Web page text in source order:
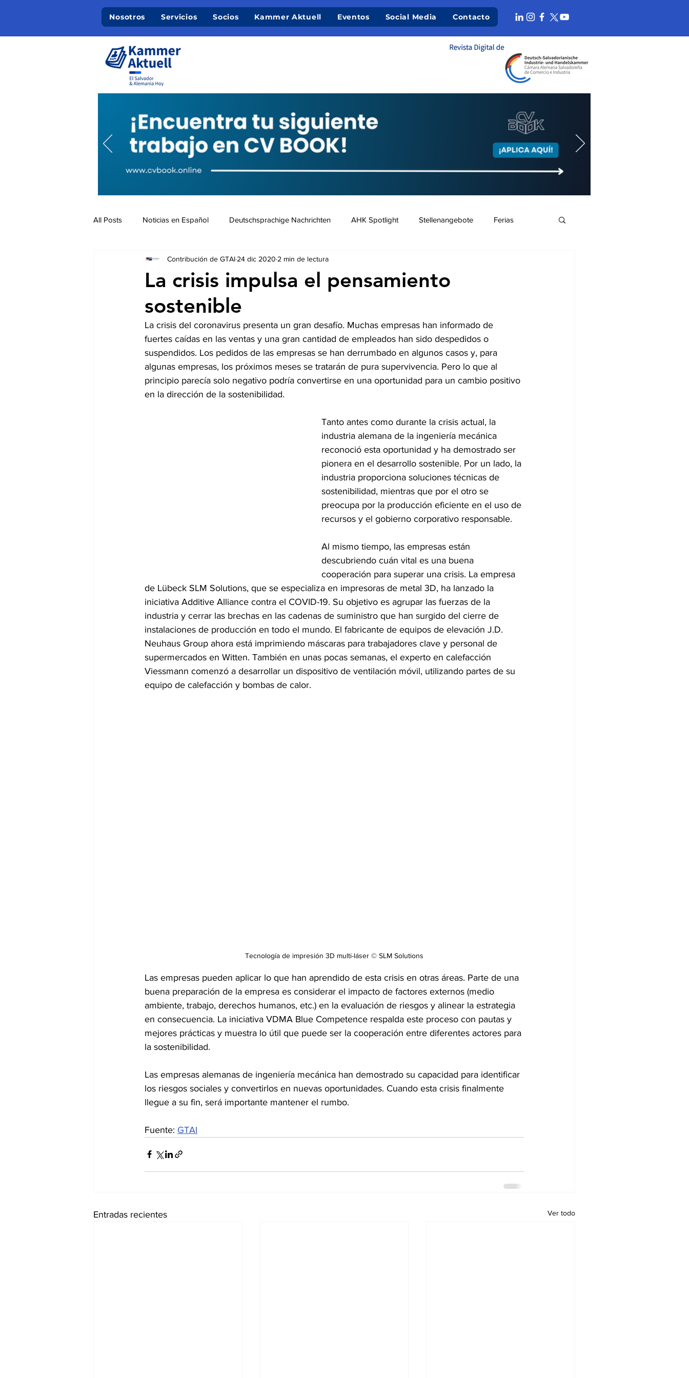
Nosotros Servicios Socios Kammer Aktuell Eventos Social Media Contacto
All Posts Noticias en Español Deutschsprachige Nachrichten AHK Spotlight Stellenangebote Ferias
Auschreibungen Ausschreibungen De nuestros Socios
La crisis impulsa el pensamiento
sostenible
Contribución de GTAI 24 dic 2020 2 min de lectura
La crisis del coronavirus presenta un gran desafío. Muchas empresas han informado de
fuertes caídas en las ventas y una gran cantidad de empleados han sido despedidos o
suspendidos. Los pedidos de las empresas se han derrumbado en algunos casos y, para
algunas empresas, los próximos meses se tratarán de pura supervivencia. Pero lo que al
principio parecía solo negativo podría convertirse en una oportunidad para un cambio positivo
en la dirección de la sostenibilidad.
Tanto antes como durante la crisis actual, la
industria alemana de la ingeniería mecánica
reconoció esta oportunidad y ha demostrado ser
pionera en el desarrollo sostenible. Por un lado, la
industria proporciona soluciones técnicas de
sostenibilidad, mientras que por el otro se
preocupa por la producción eficiente en el uso de
recursos y el gobierno corporativo responsable.
Al mismo tiempo, las empresas están
descubriendo cuán vital es una buena
cooperación para superar una crisis. La empresa
de Lübeck SLM Solutions, que se especializa en impresoras de metal 3D, ha lanzado la
iniciativa Additive Alliance contra el COVID-19. Su objetivo es agrupar las fuerzas de la
industria y cerrar las brechas en las cadenas de suministro que han surgido del cierre de
instalaciones de producción en todo el mundo. El fabricante de equipos de elevación J.D.
Neuhaus Group ahora está imprimiendo máscaras para trabajadores clave y personal de
supermercados en Witten. También en unas pocas semanas, el experto en calefacción
Viessmann comenzó a desarrollar un dispositivo de ventilación móvil, utilizando partes de su
equipo de calefacción y bombas de calor.
Tecnología de impresión 3D multi-láser © SLM Solutions
Las empresas pueden aplicar lo que han aprendido de esta crisis en otras áreas. Parte de una
buena preparación de la empresa es considerar el impacto de factores externos (medio
ambiente, trabajo, derechos humanos, etc.) en la evaluación de riesgos y alinear la estrategia
en consecuencia. La iniciativa VDMA Blue Competence respalda este proceso con pautas y
mejores prácticas y muestra lo útil que puede ser la cooperación entre diferentes actores para
la sostenibilidad.
Las empresas alemanas de ingeniería mecánica han demostrado su capacidad para identificar
los riesgos sociales y convertirlos en nuevas oportunidades. Cuando esta crisis finalmente
llegue a su fin, será importante mantener el rumbo.
Fuente: GTAI
Entradas recientes Ver todo